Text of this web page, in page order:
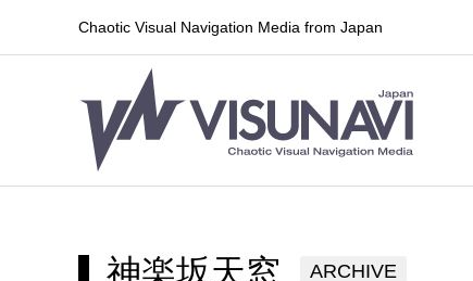
Chaotic Visual Navigation Media from Japan
神楽坂天窓 ARCHIVE